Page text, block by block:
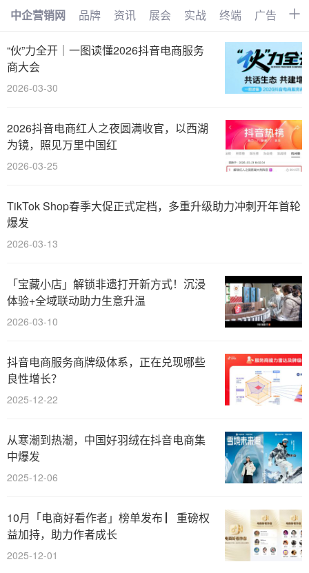
首页 品牌 资讯 展会
实战 时尚
搜索 网络 文化
创业 访谈
智能 AI 物联网 大数据
中企营销网 品牌 资讯 展会 实战 终端 广告 时
“伙”力全开｜一图读懂2026抖音电商服务
商大会
2026-03-30
2026抖音电商红人之夜圆满收官，以西湖
为镜，照见万里中国红
2026-03-25
TikTok Shop春季大促正式定档，多重升级助力冲刺开年首轮
爆发
2026-03-13
「宝藏小店」解锁非遗打开新方式！沉浸
体验+全域联动助力生意升温
2026-03-10
抖音电商服务商牌级体系，正在兑现哪些
良性增长？
2025-12-22
从寒潮到热潮，中国好羽绒在抖音电商集
中爆发
2025-12-06
10月「电商好看作者」榜单发布 ▏重磅权
益加持，助力作者成长
2025-12-01